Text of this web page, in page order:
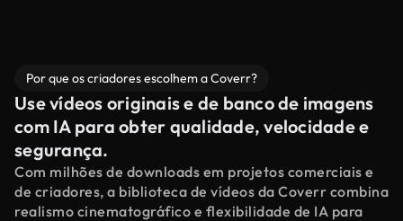
Por que os criadores escolhem a Coverr?
Use vídeos originais e de banco de imagens
com IA para obter qualidade, velocidade e
segurança.
Com milhões de downloads em projetos comerciais e
de criadores, a biblioteca de vídeos da Coverr combina
realismo cinematográfico e flexibilidade de IA para